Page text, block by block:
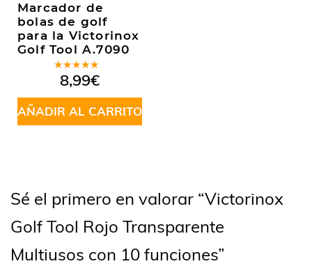
Marcador de
bolas de golf
para la Victorinox
Golf Tool A.7090
Valorado
en5.00de
5
8,99€
AÑADIR AL CARRITO
Sé el primero en valorar “Victorinox
Golf Tool Rojo Transparente
Multiusos con 10 funciones”